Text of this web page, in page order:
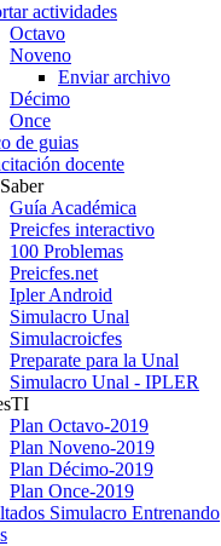
actividades
Octavo
Noveno
Enviar archivo
Décimo
Once
de guias
docente
Guía Académica
Preicfes interactivo
100 Problemas
Preicfes.net
Ipler Android
Simulacro Unal
Simulacroicfes
Preparate para la Unal
Simulacro Unal - IPLER
Plan Octavo-2019
Plan Noveno-2019
Plan Décimo-2019
Plan Once-2019
Simulacro Entrenando